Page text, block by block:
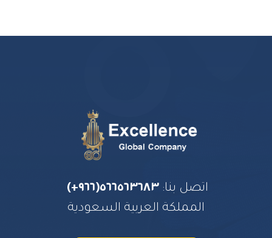
اتصل بنا: ٥٦٦٥٦٣٦٨٣(٩٦٦+)
المملكة العربية السعودية